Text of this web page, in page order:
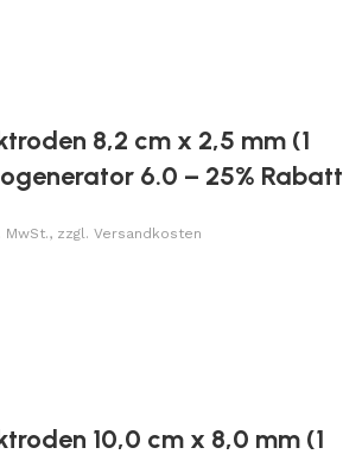
8,2 cm x 2,5 mm (1
6.0 – 25% Rabatt
MwSt., zzgl. Versandkosten
10,0 cm x 8,0 mm (1